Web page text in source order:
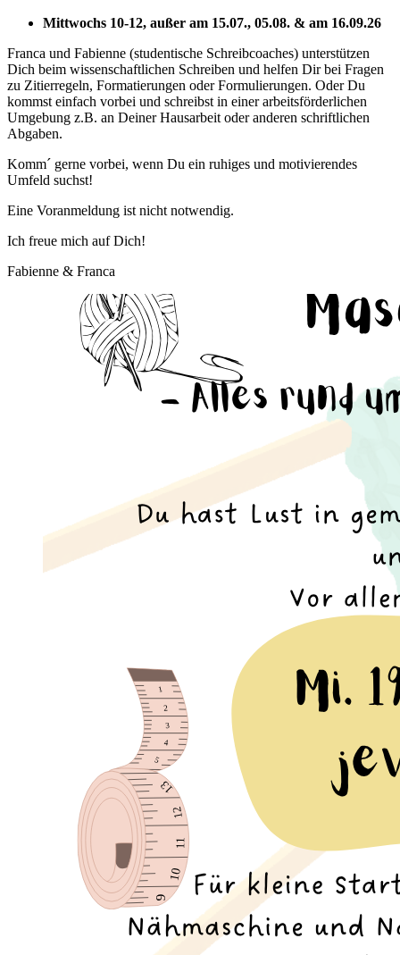
Mittwochs 10-12, außer am 15.07., 05.08. & am 16.09.26
Franca und Fabienne (studentische Schreibcoaches) unterstützen
Dich beim wissenschaftlichen Schreiben und helfen Dir bei Fragen
zu Zitierregeln, Formatierungen oder Formulierungen. Oder Du
kommst einfach vorbei und schreibst in einer arbeitsförderlichen
Umgebung z.B. an Deiner Hausarbeit oder anderen schriftlichen
Abgaben.
Komm´ gerne vorbei, wenn Du ein ruhiges und motivierendes
Umfeld suchst!
Eine Voranmeldung ist nicht notwendig.
Ich freue mich auf Dich!
Fabienne & Franca